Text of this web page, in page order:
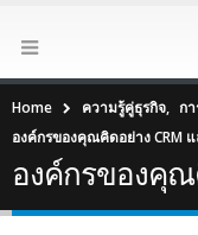
Home ความรู้คู่ธุรกิจ, ก
องค์กรของคุณคิดอย่าง CRM แ
องค์กรของคุณ